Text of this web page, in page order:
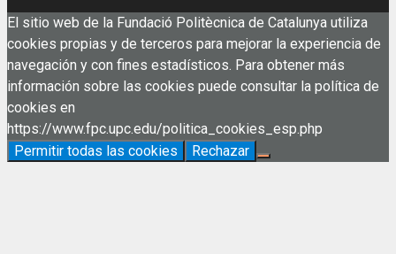
El sitio web de la Fundació Politècnica de Catalunya utiliza
cookies propias y de terceros para mejorar la experiencia de
navegación y con fines estadísticos. Para obtener más
información sobre las cookies puede consultar la política de
cookies en
https://www.fpc.upc.edu/politica_cookies_esp.php
Permitir todas las cookies
Rechazar